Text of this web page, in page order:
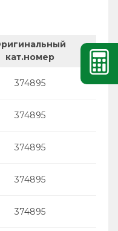
кат.номер
374895
374895
374895
374895
374895